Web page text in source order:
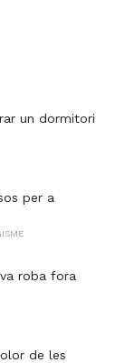
un dormitori
per a
roba fora
de les